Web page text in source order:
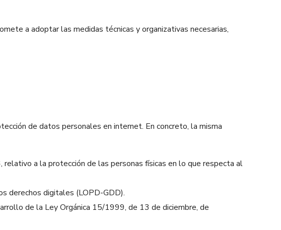
a adoptar las medidas técnicas y organizativas necesarias,
de datos personales en internet. En concreto, la misma
a la protección de las personas físicas en lo que respecta al
derechos digitales (LOPD-GDD).
de la Ley Orgánica 15/1999, de 13 de diciembre, de